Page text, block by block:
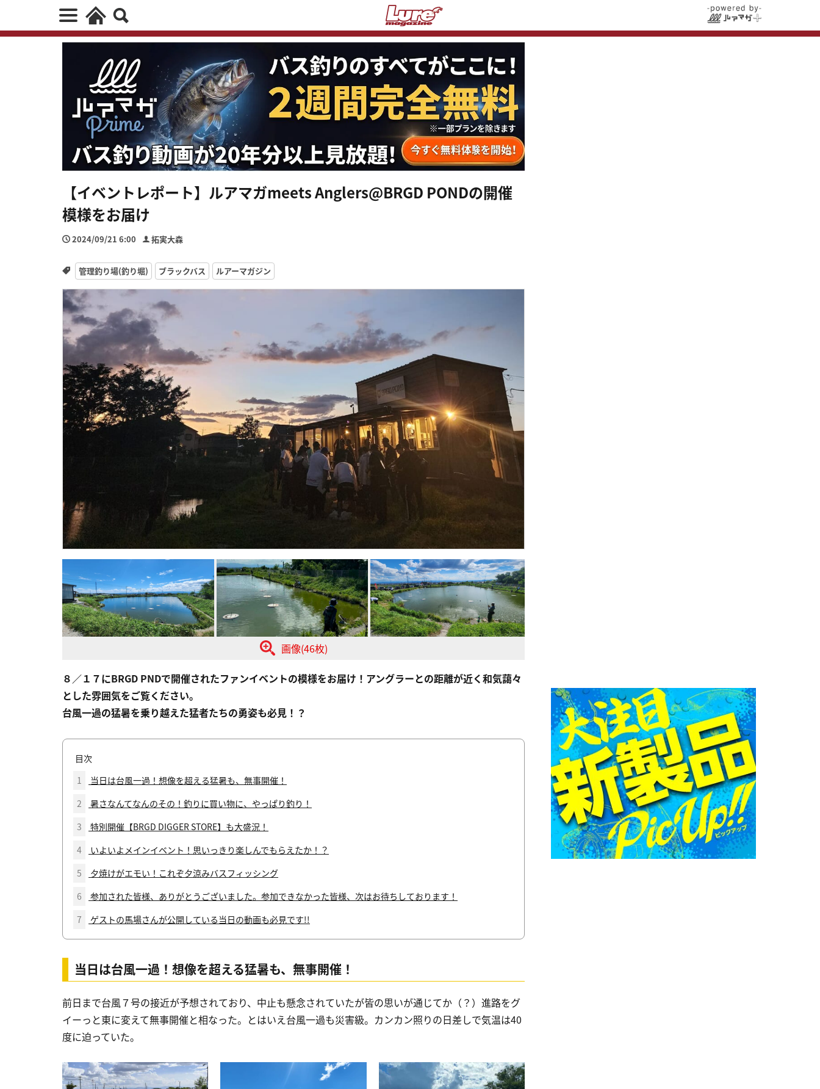
【イベントレポート】ルアマガmeets Anglers@BRGD PONDの開催
模様をお届け
2024/09/21 6:00 拓実大森
管理釣り場(釣り堀) ブラックバス ルアーマガジン
画像(46枚)
８／１７にBRGD PNDで開催されたファンイベントの模様をお届け！アングラーとの距離が近く和気藹々
とした雰囲気をご覧ください。
台風一過の猛暑を乗り越えた猛者たちの勇姿も必見！？
目次
1
当日は台風一過！想像を超える猛暑も、無事開催！
2
暑さなんてなんのその！釣りに買い物に、やっぱり釣り！
3
特別開催【BRGD DIGGER STORE】も大盛況！
4
いよいよメインイベント！思いっきり楽しんでもらえたか！？
5
夕焼けがエモい！これぞ夕涼みバスフィッシング
6
参加された皆様、ありがとうございました。参加できなかった皆様、次はお待ちしております！
7
ゲストの馬場さんが公開している当日の動画も必見です!!
当日は台風一過！想像を超える猛暑も、無事開催！
前日まで台風７号の接近が予想されており、中止も懸念されていたが皆の思いが通じてか（？）進路をグ
イーっと東に変えて無事開催と相なった。とはいえ台風一過も災害級。カンカン照りの日差しで気温は40
度に迫っていた。